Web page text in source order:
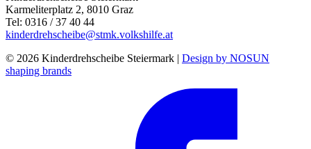
Karmeliterplatz 2, 8010 Graz
Tel: 0316 / 37 40 44
kinderdrehscheibe@stmk.volkshilfe.at
© 2026 Kinderdrehscheibe Steiermark | Design by NOSUN
shaping brands